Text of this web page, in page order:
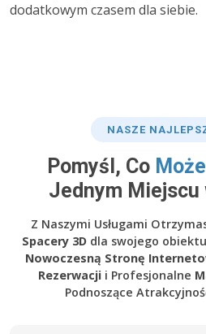
dodatkowym czasem dla siebie.
NASZE
Pomyśl, Co
Jednym Miejscu
Z Naszymi Usługami
Spacery 3Ddla swojego
Nowoczesną Stronę
Rezerwacjii Profesjonalne
Podnoszące